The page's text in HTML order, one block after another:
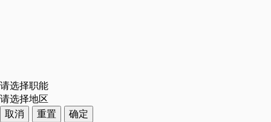
请选择职能
请选择地区
取消
重置
确定